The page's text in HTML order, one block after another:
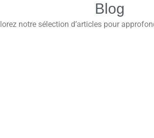
Blog
notre sélection d’articles pour